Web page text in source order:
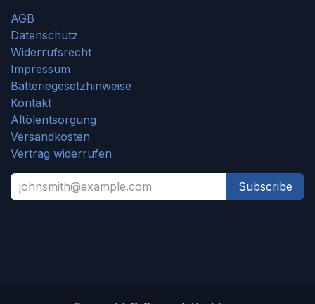
AGB
Datenschutz
Widerrufsrecht
Impressum
Batteriegesetzhinweise
Kontakt
Altölentsorgung
Versandkosten
Vertrag widerrufen
Subscribe